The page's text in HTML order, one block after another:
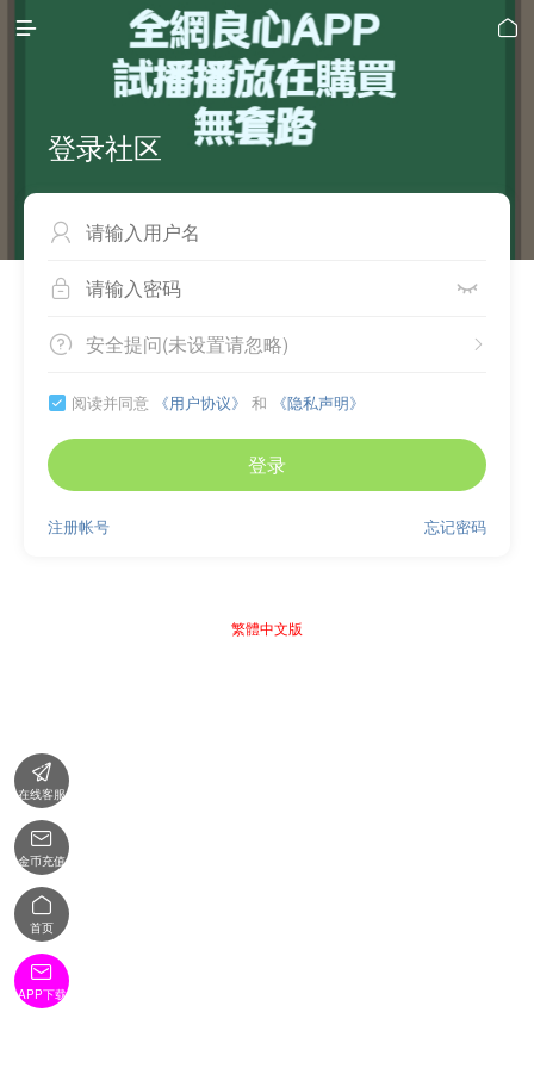
 
登录社区

 
 
安全提问(未设置请忽略)
 阅读并同意 《用户协议》 和 《隐私声明》
登录
忘记密码
注册帐号
繁體中文版

在线客服

金币充值

首页

APP下载